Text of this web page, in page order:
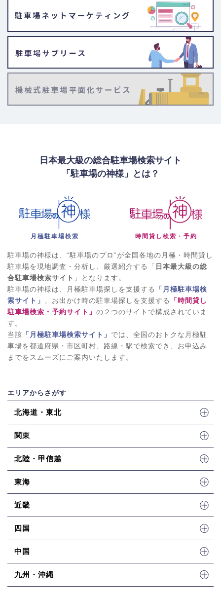
日本最大級の総合駐車場検索サイト
「駐車場の神様」とは？
月極駐車場検索 時間貸し検索・予約
駐車場の神様は、“駐車場のプロ”が全国各地の月極・時間貸し
駐車場を現地調査・分析し、厳選紹介する「 日本最大級の総
合駐車場検索サイト 」となります。
駐車場の神様は、月極駐車場探しを支援する
「月極駐車場検
索サイト」
、お出かけ時の駐車場探しを支援する
「時間貸し
駐車場検索・予約サイト」 の２つのサイトで構成されていま
す。
当該 「月極駐車場検索サイト」 では、全国のおトクな月極駐
車場を都道府県・市区町村、路線・駅で検索でき、お申込み
までをスムーズにご案内いたします。
エリアからさがす
北海道・東北
関東
北陸・甲信越
東海
近畿
四国
中国
九州・沖縄